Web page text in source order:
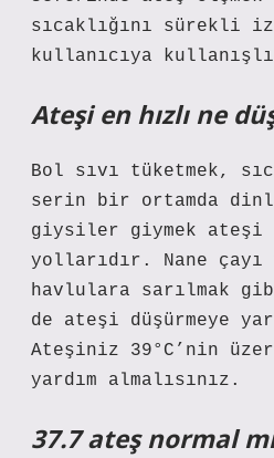
sıcaklığını sürekli
kullanıcıya
Ateşi en hızlı ne
Bol sıvı tüketmek,
serin bir ortamda
giysiler giymek ateşi
yollarıdır. Nane çayı
havlulara sarılmak
de ateşi düşürmeye
Ateşiniz 39°C’nin
yardım almalısınız.
37.7 ateş normal